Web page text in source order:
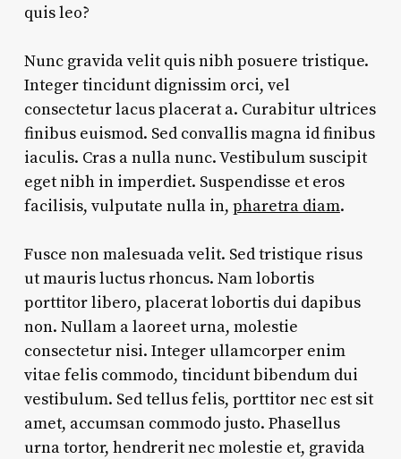
quis leo?
Nunc gravida velit quis nibh posuere tristique.
Integer tincidunt dignissim orci, vel
consectetur lacus placerat a. Curabitur ultrices
finibus euismod. Sed convallis magna id finibus
iaculis. Cras a nulla nunc. Vestibulum suscipit
eget nibh in imperdiet. Suspendisse et eros
facilisis, vulputate nulla in, pharetra diam.
Fusce non malesuada velit. Sed tristique risus
ut mauris luctus rhoncus. Nam lobortis
porttitor libero, placerat lobortis dui dapibus
non. Nullam a laoreet urna, molestie
consectetur nisi. Integer ullamcorper enim
vitae felis commodo, tincidunt bibendum dui
vestibulum. Sed tellus felis, porttitor nec est sit
amet, accumsan commodo justo. Phasellus
urna tortor, hendrerit nec molestie et, gravida